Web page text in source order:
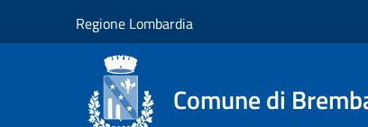
Regione Lombardia
Comune di